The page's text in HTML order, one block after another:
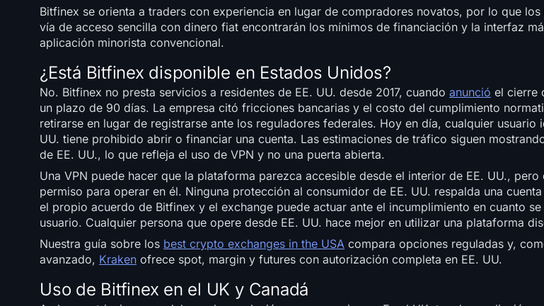
Bitfinex se orienta a traders con experiencia en lugar de compradores novatos, por lo que los
vía de acceso sencilla con dinero fiat encontrarán los mínimos de financiación y la interfaz
aplicación minorista convencional.
¿Está Bitfinex disponible en Estados Unidos?
No. Bitfinex no presta servicios a residentes de EE. UU. desde 2017, cuando anunció el cierre
un plazo de 90 días. La empresa citó fricciones bancarias y el costo del cumplimiento
retirarse en lugar de registrarse ante los reguladores federales. Hoy en día, cualquier usuario
UU. tiene prohibido abrir o financiar una cuenta. Las estimaciones de tráfico siguen
de EE. UU., lo que refleja el uso de VPN y no una puerta abierta.
Una VPN puede hacer que la plataforma parezca accesible desde el interior de EE. UU.,
permiso para operar en él. Ninguna protección al consumidor de EE. UU. respalda una
el propio acuerdo de Bitfinex y el exchange puede actuar ante el incumplimiento en cuanto
usuario. Cualquier persona que opere desde EE. UU. hace mejor en utilizar una plataforma
Nuestra guía sobre los best crypto exchanges in the USA compara opciones reguladas y,
avanzado, Kraken ofrece spot, margin y futures con autorización completa en EE. UU.
Uso de Bitfinex en el UK y Canadá